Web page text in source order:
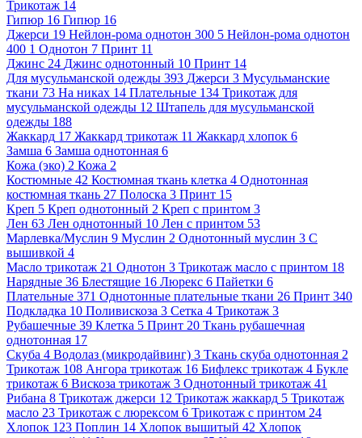
Трикотаж 14
Гипюр 16 Гипюр 16
Джерси 19 Нейлон-рома однотон 300 5 Нейлон-рома однотон
400 1 Однотон 7 Принт 11
Джинс 24 Джинс однотонный 10 Принт 14
Для мусульманской одежды 393 Джерси 3 Мусульманские
ткани 73 На никах 14 Плательные 134 Трикотаж для
мусульманской одежды 12 Штапель для мусульманской
одежды 188
Жаккард 17 Жаккард трикотаж 11 Жаккард хлопок 6
Замша 6 Замша однотонная 6
Кожа (эко) 2 Кожа 2
Костюмные 42 Костюмная ткань клетка 4 Однотонная
костюмная ткань 27 Полоска 3 Принт 15
Креп 5 Креп однотонный 2 Креп с принтом 3
Лен 63 Лен однотонный 10 Лен с принтом 53
Марлевка/Муслин 9 Муслин 2 Однотонный муслин 3 С
вышивкой 4
Масло трикотаж 21 Однотон 3 Трикотаж масло с принтом 18
Нарядные 36 Блестящие 16 Люрекс 6 Пайетки 6
Плательные 371 Однотонные плательные ткани 26 Принт 340
Подкладка 10 Поливискоза 3 Сетка 4 Трикотаж 3
Рубашечные 39 Клетка 5 Принт 20 Ткань рубашечная
однотонная 17
Скуба 4 Водолаз (микродайвинг) 3 Ткань скуба однотонная 2
Трикотаж 108 Ангора трикотаж 16 Бифлекс трикотаж 4 Букле
трикотаж 6 Вискоза трикотаж 3 Однотонный трикотаж 41
Рибана 8 Трикотаж джерси 12 Трикотаж жаккард 5 Трикотаж
масло 23 Трикотаж с люрексом 6 Трикотаж с принтом 24
Хлопок 123 Поплин 14 Хлопок вышитый 42 Хлопок